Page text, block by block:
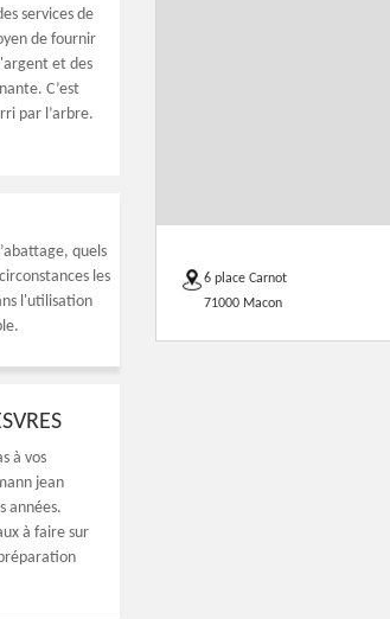
services de
de fournir
et des
C’est
par l’arbre.
quels
les
l'utilisation
à vos
jean
années.
à faire sur
6 place Carnot
71000 Macon